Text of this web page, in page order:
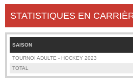
STATISTIQUES EN
SAISON
TOURNOI ADULTE - HOCKEY 2023
TOTAL